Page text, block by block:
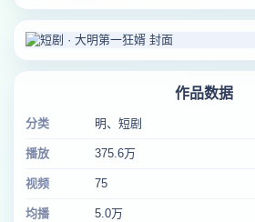
作品数据
分类 明、短剧
播放 375.6万
视频 75
均播 5.0万